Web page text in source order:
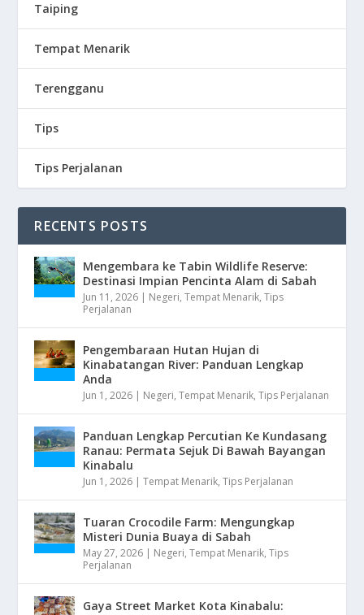
Taiping
Tempat Menarik
Terengganu
Tips
Tips Perjalanan
RECENTS POSTS
Mengembara ke Tabin Wildlife Reserve:
Destinasi Impian Pencinta Alam di Sabah
Jun 11, 2026 | Negeri,Tempat Menarik,Tips
Perjalanan
Pengembaraan Hutan Hujan di
Kinabatangan River: Panduan Lengkap
Anda
Jun 1, 2026 | Negeri,Tempat Menarik,Tips Perjalanan
Panduan Lengkap Percutian Ke Kundasang
Ranau: Permata Sejuk Di Bawah Bayangan
Kinabalu
Jun 1, 2026 |Tempat Menarik,Tips Perjalanan
Tuaran Crocodile Farm: Mengungkap
Misteri Dunia Buaya di Sabah
May 27, 2026 | Negeri,Tempat Menarik,Tips
Perjalanan
Gaya Street Market Kota Kinabalu: